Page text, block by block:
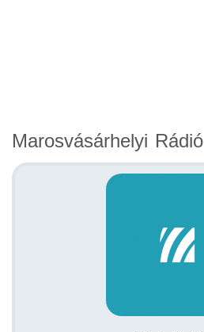
Marosvásárhelyi Rádió